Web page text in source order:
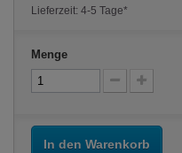
Lieferzeit: 4-5 Tage*
Menge
In den Warenkorb